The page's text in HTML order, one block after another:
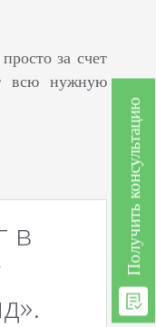
за счет
всю нужную
в
Получить консультацию